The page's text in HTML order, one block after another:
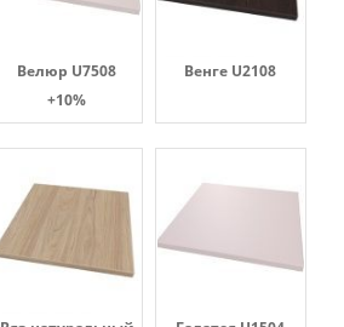
Велюр U7508
+10%
Венге U2108